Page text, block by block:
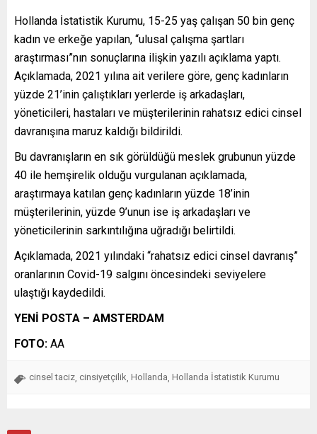
Hollanda İstatistik Kurumu, 15-25 yaş çalışan 50 bin genç
kadın ve erkeğe yapılan, “ulusal çalışma şartları
araştırması”nın sonuçlarına ilişkin yazılı açıklama yaptı.
Açıklamada, 2021 yılına ait verilere göre, genç kadınların
yüzde 21’inin çalıştıkları yerlerde iş arkadaşları,
yöneticileri, hastaları ve müşterilerinin rahatsız edici cinsel
davranışına maruz kaldığı bildirildi.
Bu davranışların en sık görüldüğü meslek grubunun yüzde
40 ile hemşirelik olduğu vurgulanan açıklamada,
araştırmaya katılan genç kadınların yüzde 18’inin
müşterilerinin, yüzde 9’unun ise iş arkadaşları ve
yöneticilerinin sarkıntılığına uğradığı belirtildi.
Açıklamada, 2021 yılındaki “rahatsız edici cinsel davranış”
oranlarının Covid-19 salgını öncesindeki seviyelere
ulaştığı kaydedildi.
YENİ POSTA – AMSTERDAM
FOTO: AA
cinsel taciz cinsiyetçilik Hollanda Hollanda İstatistik Kurumu